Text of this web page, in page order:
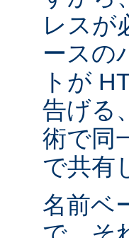
レスが
ースの
トが
告げる
術で同
で共有
名前ベ